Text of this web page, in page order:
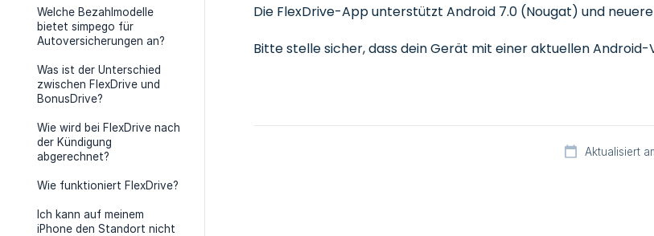
Welche Bezahlmodelle
bietet simpego für
Autoversicherungen an?
Was ist der Unterschied
zwischen FlexDrive und
BonusDrive?
Wie wird bei FlexDrive nach
der Kündigung
abgerechnet?
Wie funktioniert FlexDrive?
Ich kann auf meinem
iPhone den Standort nicht
Die FlexDrive-App unterstützt Android 7.0 (Nougat) und
Bitte stelle sicher, dass dein Gerät mit einer aktuellen
Aktualisiert